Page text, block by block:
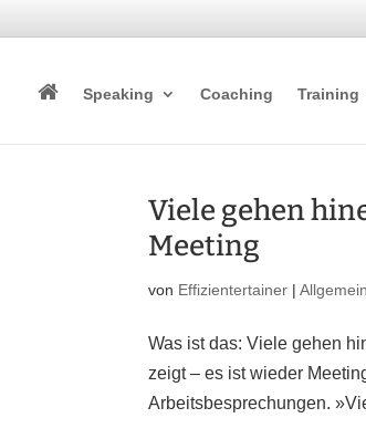
Speaking Coaching Training
Viele gehen
Meeting
von Effizientertainer |Allgemein
Was ist das: Viele gehen
zeigt – es ist wieder
Arbeitsbesprechungen.